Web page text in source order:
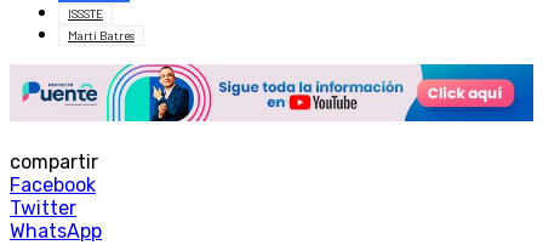
ISSSTE
Martí Batres
compartir
Facebook
Twitter
WhatsApp